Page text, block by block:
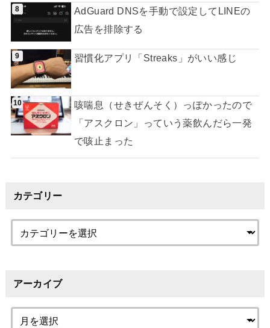
AdGuard DNSを手動で設定してLINEの
広告を排除する
習慣化アプリ「Streaks」がいい感じ
咳喘息（せきぜんそく）っぽかったので
「アスクロン」っていう薬飲んだら一発
で咳止まった
カテゴリー
アーカイブ